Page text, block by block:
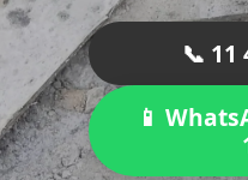
📞 11
📱